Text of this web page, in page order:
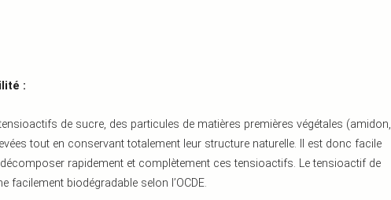
:
de sucre, des particules de matières premières végétales (amidon,
tout en conservant totalement leur structure naturelle. Il est donc facile
rapidement et complètement ces tensioactifs. Le tensioactif de
facilement biodégradable selon l’OCDE.